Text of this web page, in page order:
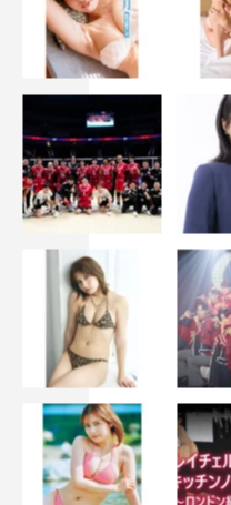
で連続ドラマデビューを
連続テレビ小説『あまち
また、2013年5月号から
10月3日（木）よりスター
純愛適齢期』（日本テレ
に出演。ファーストDVD
月9日（水）発売。
オフィシャルブログ：
作品情報
映画「空飛ぶ金魚と世界
9月28日（土）より全国
【監督】林弘樹